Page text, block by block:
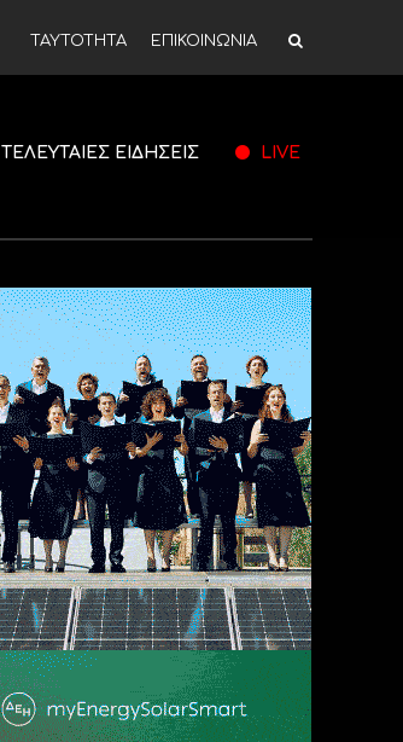
ΤΑΥΤΟΤΗΤΑ ΕΠΙΚΟΙΝΩΝΙΑ
ΤΕΛΕΥΤΑΙΕΣ ΕΙΔΗΣΕΙΣ LIVE